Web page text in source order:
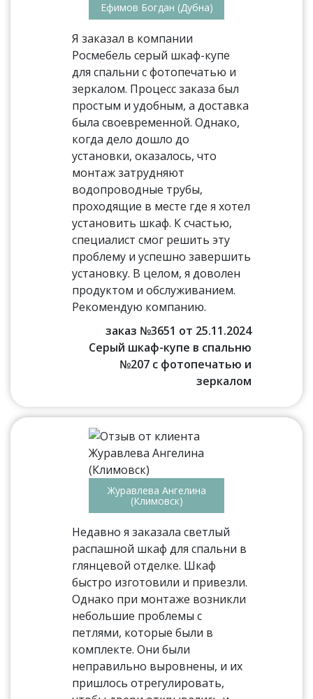
Ефимов Богдан (Дубна)
Я заказал в компании
Росмебель серый шкаф-купе
для спальни с фотопечатью и
зеркалом. Процесс заказа был
простым и удобным, а доставка
была своевременной. Однако,
когда дело дошло до
установки, оказалось, что
монтаж затрудняют
водопроводные трубы,
проходящие в месте где я хотел
установить шкаф. К счастью,
специалист смог решить эту
проблему и успешно завершить
установку. В целом, я доволен
продуктом и обслуживанием.
Рекомендую компанию.
заказ №3651 от 25.11.2024
Серый шкаф-купе в спальню
№207 с фотопечатью и
зеркалом
Журавлева Ангелина
(Климовск)
Недавно я заказала светлый
распашной шкаф для спальни в
глянцевой отделке. Шкаф
быстро изготовили и привезли.
Однако при монтаже возникли
небольшие проблемы с
петлями, которые были в
комплекте. Они были
неправильно выровнены, и их
пришлось отрегулировать,